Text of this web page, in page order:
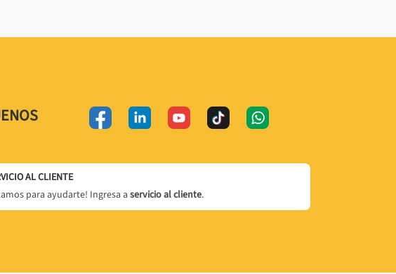
AL CLIENTE
para ayudarte! Ingresa a servicio al cliente.